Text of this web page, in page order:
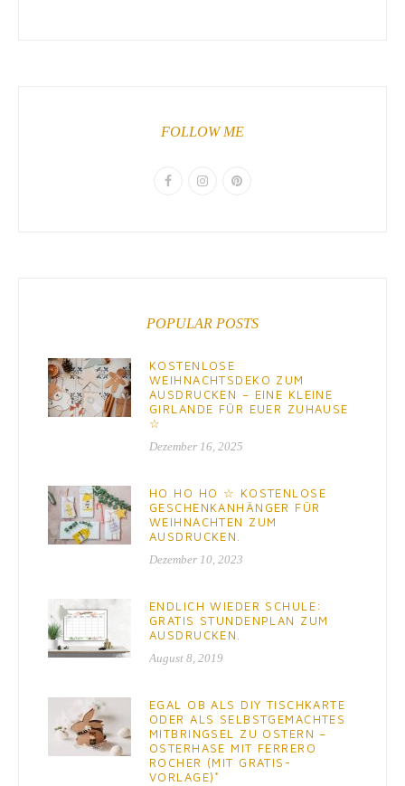
FOLLOW ME
POPULAR POSTS
KOSTENLOSE
WEIHNACHTSDEKO ZUM
AUSDRUCKEN – EINE KLEINE
GIRLANDE FÜR EUER ZUHAUSE
☆
Dezember 16, 2025
HO HO HO ☆ KOSTENLOSE
GESCHENKANHÄNGER FÜR
WEIHNACHTEN ZUM
AUSDRUCKEN.
Dezember 10, 2023
ENDLICH WIEDER SCHULE:
GRATIS STUNDENPLAN ZUM
AUSDRUCKEN.
August 8, 2019
EGAL OB ALS DIY TISCHKARTE
ODER ALS SELBSTGEMACHTES
MITBRINGSEL ZU OSTERN –
OSTERHASE MIT FERRERO
ROCHER (MIT GRATIS-
VORLAGE)*